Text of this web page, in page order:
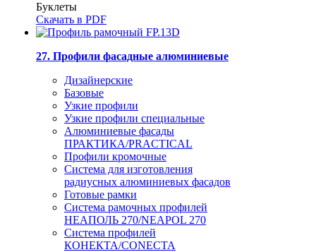
Буклеты
Скачать в PDF
27. Профили фасадные алюминиевые
Дизайнерские
Базовые
Узкие профили
Узкие профили специальные
Алюминиевые фасады
ПРАКТИКА/PRACTICAL
Профили кромочные
Система для изготовления
радиусных алюминиевых фасадов
Готовые рамки
Система рамочных профилей
НЕАПОЛЬ 270/NEAPOL 270
Система профилей
КОНЕКТА/CONECTA